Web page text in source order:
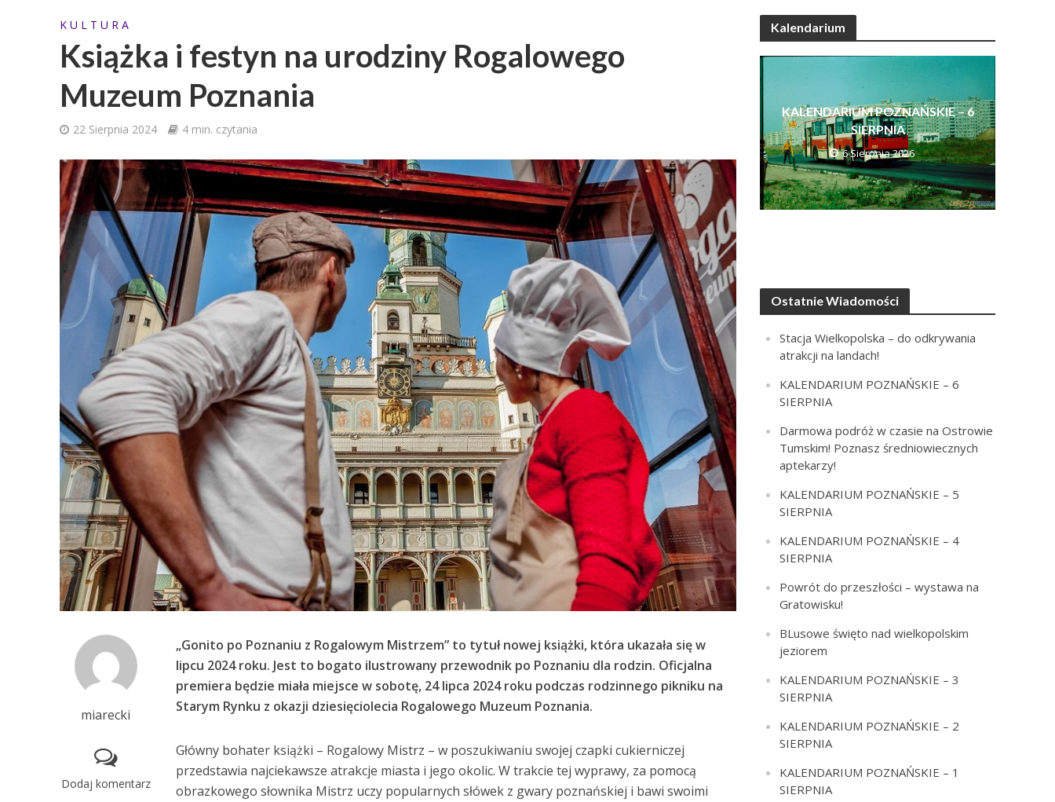
K U L T U R A
Książka i festyn na urodziny Rogalowego
Muzeum Poznania
22 Sierpnia 2024 4 min. czytania
miarecki
Dodaj komentarz
„Gonito po Poznaniu z Rogalowym Mistrzem” to tytuł nowej książki, która ukazała się w
lipcu 2024 roku. Jest to bogato ilustrowany przewodnik po Poznaniu dla rodzin. Oficjalna
premiera będzie miała miejsce w sobotę, 24 lipca 2024 roku podczas rodzinnego pikniku na
Starym Rynku z okazji dziesięciolecia Rogalowego Muzeum Poznania.
Główny bohater książki – Rogalowy Mistrz – w poszukiwaniu swojej czapki cukierniczej
przedstawia najciekawsze atrakcje miasta i jego okolic. W trakcie tej wyprawy, za pomocą
obrazkowego słownika Mistrz uczy popularnych słówek z gwary poznańskiej i bawi swoimi
Kalendarium
KALENDARIUM POZNAŃSKIE – 6
SIERPNIA
6 Sierpnia 2026
Ostatnie Wiadomości
Stacja Wielkopolska – do odkrywania
atrakcji na landach!
KALENDARIUM POZNAŃSKIE – 6
SIERPNIA
Darmowa podróż w czasie na Ostrowie
Tumskim! Poznasz średniowiecznych
aptekarzy!
KALENDARIUM POZNAŃSKIE – 5
SIERPNIA
KALENDARIUM POZNAŃSKIE – 4
SIERPNIA
Powrót do przeszłości – wystawa na
Gratowisku!
BLusowe święto nad wielkopolskim
jeziorem
KALENDARIUM POZNAŃSKIE – 3
SIERPNIA
KALENDARIUM POZNAŃSKIE – 2
SIERPNIA
KALENDARIUM POZNAŃSKIE – 1
SIERPNIA